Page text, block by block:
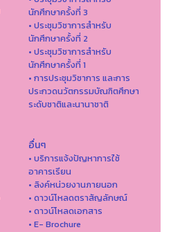
นักศึกษาครั้งที่ 3
• ประชุมวิชาการสำหรับ
นักศึกษาครั้งที่ 2
• ประชุมวิชาการสำหรับ
นักศึกษาครั้งที่ 1
• การประชุมวิชาการ และการ
ประกวดนวัตกรรมบัณฑิตศึกษา
ระดับชาติและนานาชาติ
อื่นๆ
• บริการแจ้งปัญหาการใ่ช้
อาคารเรียน
• ลิงค์หน่วยงานภายนอก
• ดาวน์โหลดตราสัญลักษณ์
• ดาวน์โหลดเอกสาร
• E- Brochure